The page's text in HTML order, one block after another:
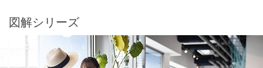
図解シリーズ